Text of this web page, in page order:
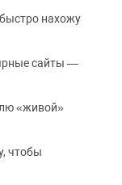
нахожу
сайты —
«живой»
чтобы